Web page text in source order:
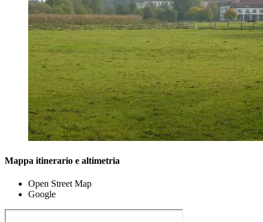
Mappa itinerario e altimetria
Open Street Map
Google